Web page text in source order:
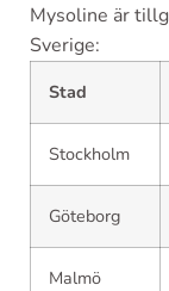
Mysoline är
Sverige:
Stad
Stockholm
Göteborg
Malmö